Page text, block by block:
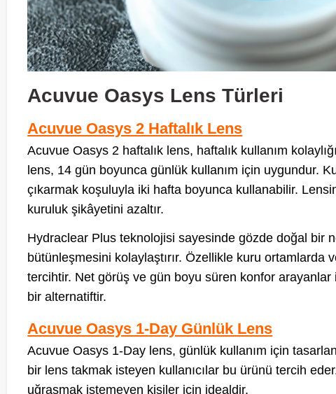
Acuvue Oasys Lens Türleri
Acuvue Oasys 2 Haftalık Lens
Acuvue Oasys 2 haftalık lens, haftalık kullanım
lens, 14 gün boyunca günlük kullanım için uygundur.
çıkarmak koşuluyla iki hafta boyunca kullanabilir.
kuruluk şikâyetini azaltır.
Hydraclear Plus teknolojisi sayesinde gözde doğal bir
bütünleşmesini kolaylaştırır. Özellikle kuru ortamlarda
tercihtir. Net görüş ve gün boyu süren konfor
bir alternatiftir.
Acuvue Oasys 1-Day Günlük Lens
Acuvue Oasys 1-Day lens, günlük kullanım için
bir lens takmak isteyen kullanıcılar bu ürünü tercih
uğraşmak istemeyen kişiler için idealdir.